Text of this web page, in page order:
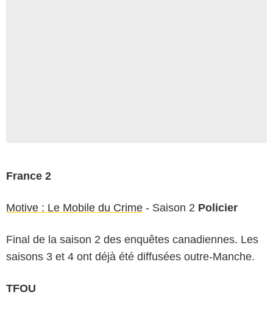
France 2
Motive : Le Mobile du Crime - Saison 2 Policier
Final de la saison 2 des enquêtes canadiennes. Les
saisons 3 et 4 ont déjà été diffusées outre-Manche.
TFOU